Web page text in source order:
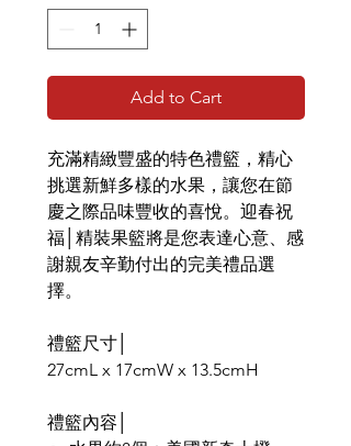
Add to Cart
充滿精緻豐盛的特色禮籃，精心
挑選新鮮多樣的水果，讓您在節
慶之際品味豐收的喜悅。迎春祝
福│精裝果籃將是您表達心意、感
謝親友辛勤付出的完美禮品選
擇。
禮籃尺寸│
27cmL x 17cmW x 13.5cmH
禮籃內容│